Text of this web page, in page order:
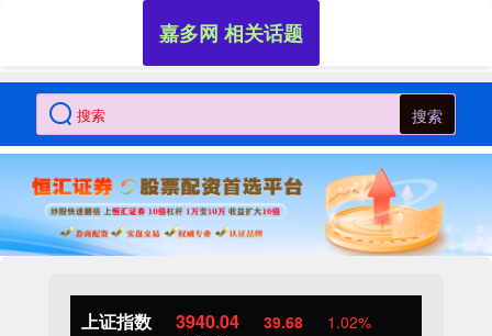
搜索
上证指数 3940.04 39.68 1.02%
嘉多网 相关话题